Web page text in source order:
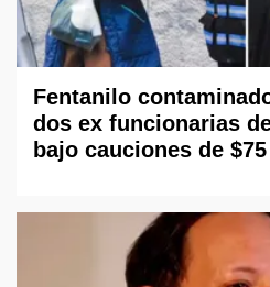
Fentanilo
dos ex funcionarias
bajo cauciones de